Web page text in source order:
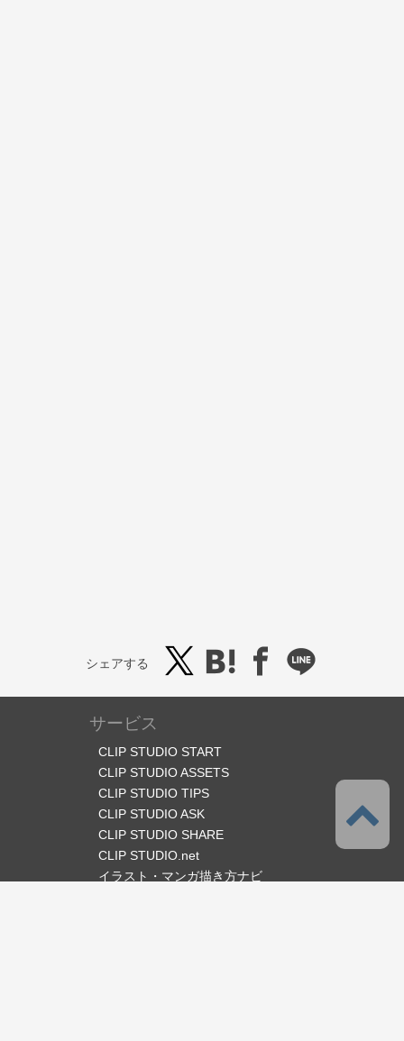
シェアする
サービス
CLIP STUDIO START
CLIP STUDIO ASSETS
CLIP STUDIO TIPS
CLIP STUDIO ASK
CLIP STUDIO SHARE
CLIP STUDIO.net
イラスト・マンガ描き方ナビ